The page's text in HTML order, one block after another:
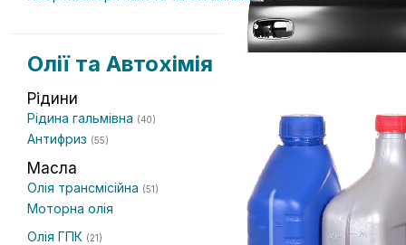
Олії та Автохімія
Рідини
Рідина гальмівна (40)
Антифриз (55)
Масла
Олія трансмісійна (51)
Моторна олія
Олія ГПК (21)